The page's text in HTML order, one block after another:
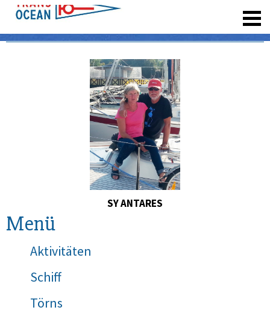
SY ANTARES
Menü
Aktivitäten
Schiff
Törns